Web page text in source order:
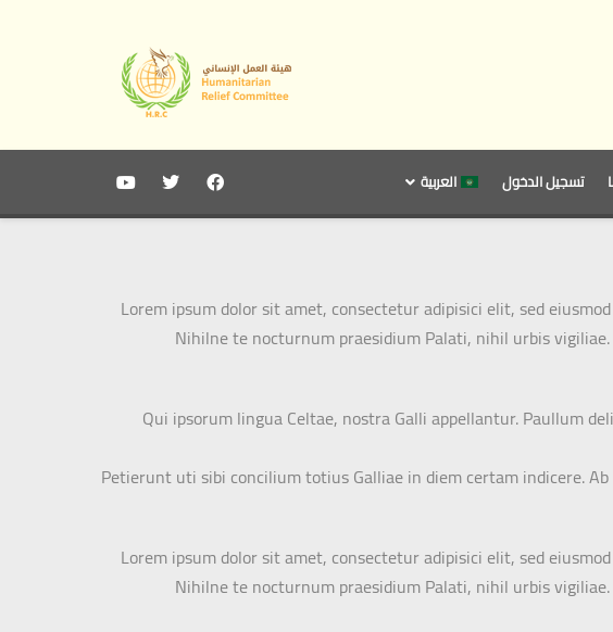
تسجيل الدخول العربية
Lorem ipsum dolor sit amet, consectetur adipisici elit, sed
Nihilne te nocturnum praesidium Palati, nihil urbis
Qui ipsorum lingua Celtae, nostra Galli appellantur. Paullum
Petierunt uti sibi concilium totius Galliae in diem certam indicere.
Lorem ipsum dolor sit amet, consectetur adipisici elit, sed
Nihilne te nocturnum praesidium Palati, nihil urbis